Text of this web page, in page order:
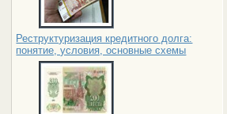
Реструктуризация кредитного долга:
понятие, условия, основные схемы